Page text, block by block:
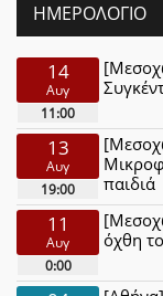
ΗΜΕΡΟΛΌΓΙΟ
14
Αυγ
11:00
13
Αυγ
19:00
παιδιά
11
Αυγ
0:00
όχθη